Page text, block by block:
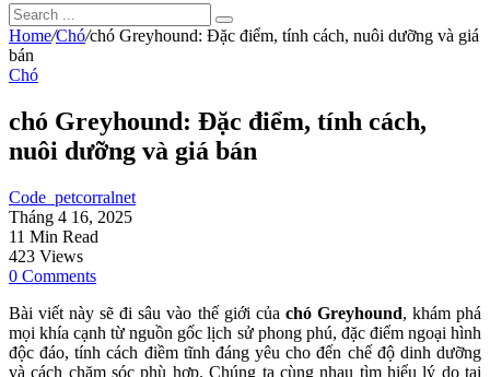
Home/Chó/chó Greyhound: Đặc điểm, tính cách, nuôi dưỡng và giá
bán
Chó
chó Greyhound: Đặc điểm, tính cách,
nuôi dưỡng và giá bán
Code_petcorralnet
Tháng 4 16, 2025
11 Min Read
423 Views
0 Comments
Bài viết này sẽ đi sâu vào thế giới của chó Greyhound, khám phá
mọi khía cạnh từ nguồn gốc lịch sử phong phú, đặc điểm ngoại hình
độc đáo, tính cách điềm tĩnh đáng yêu cho đến chế độ dinh dưỡng
và cách chăm sóc phù hợp. Chúng ta cùng nhau tìm hiểu lý do tại